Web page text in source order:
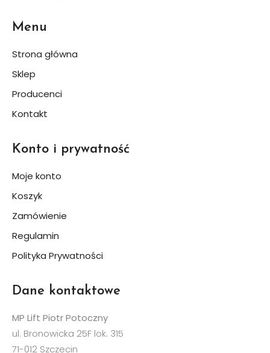
Menu
Strona główna
Sklep
Producenci
Kontakt
Konto i prywatność
Moje konto
Koszyk
Zamówienie
Regulamin
Polityka Prywatności
Dane kontaktowe
MP Lift Piotr Potoczny
ul. Bronowicka 25F lok. 315
71-012 Szczecin